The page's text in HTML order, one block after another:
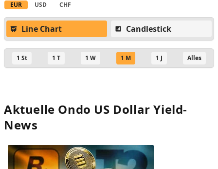
EUR USD CHF
Line Chart Candlestick
1 St 1 T 1 W 1 M 1 J Alles
Aktuelle Ondo US Dollar Yield-
News